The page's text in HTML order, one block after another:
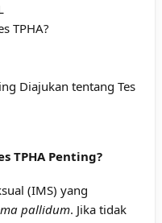
TPHA?
Diajukan tentang Tes
TPHA Penting?
(IMS) yang
pallidum. Jika tidak